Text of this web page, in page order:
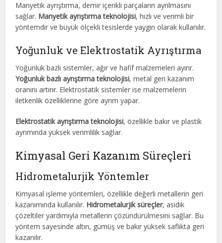
Manyetik ayrıştırma, demir içerikli parçaların ayrılmasını
sağlar. Manyetik ayrıştırma teknolojisi, hızlı ve verimli bir
yöntemdir ve büyük ölçekli tesislerde yaygın olarak kullanılır.
Yoğunluk ve Elektrostatik Ayrıştırma
Yoğunluk bazlı sistemler, ağır ve hafif malzemeleri ayırır.
Yoğunluk bazlı ayrıştırma teknolojisi, metal geri kazanım
oranını artırır. Elektrostatik sistemler ise malzemelerin
iletkenlik özelliklerine göre ayrım yapar.
Elektrostatik ayrıştırma teknolojisi, özellikle bakır ve plastik
ayrımında yüksek verimlilik sağlar.
Kimyasal Geri Kazanım Süreçleri
Hidrometalurjik Yöntemler
Kimyasal işleme yöntemleri, özellikle değerli metallerin geri
kazanımında kullanılır. Hidrometalurjik süreçler, asidik
çözeltiler yardımıyla metallerin çözündürülmesini sağlar. Bu
yöntem sayesinde altın, gümüş ve bakır yüksek saflıkta geri
kazanılır.